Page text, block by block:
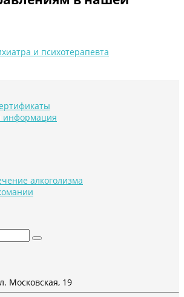
и психотерапевта
информация
алкоголизма
Московская, 19